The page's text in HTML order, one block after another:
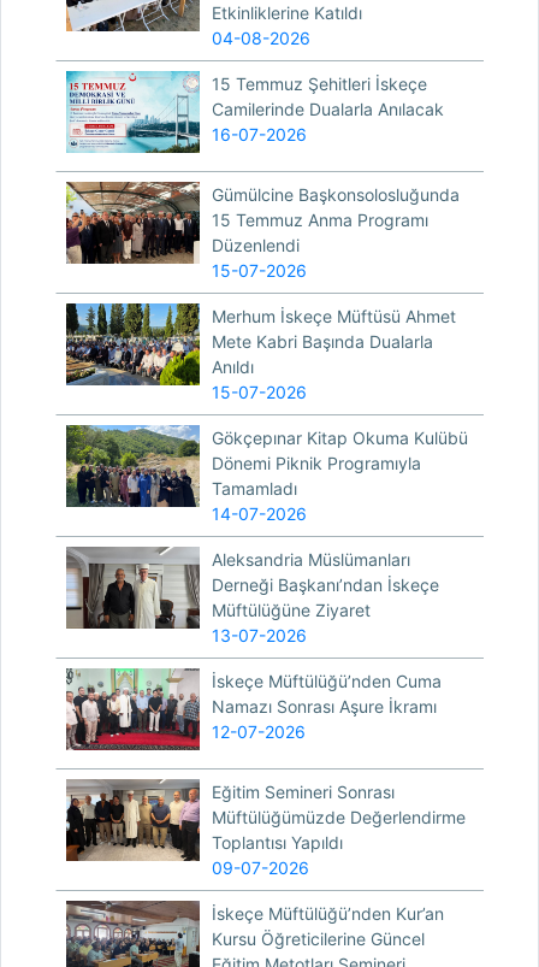
Etkinliklerine Katıldı
04-08-2026
15 Temmuz Şehitleri İskeçe
Camilerinde Dualarla Anılacak
16-07-2026
Gümülcine Başkonsolosluğunda
15 Temmuz Anma Programı
Düzenlendi
15-07-2026
Merhum İskeçe Müftüsü Ahmet
Mete Kabri Başında Dualarla
Anıldı
15-07-2026
Gökçepınar Kitap Okuma Kulübü
Dönemi Piknik Programıyla
Tamamladı
14-07-2026
Aleksandria Müslümanları
Derneği Başkanı’ndan İskeçe
Müftülüğüne Ziyaret
13-07-2026
İskeçe Müftülüğü’nden Cuma
Namazı Sonrası Aşure İkramı
12-07-2026
Eğitim Semineri Sonrası
Müftülüğümüzde Değerlendirme
Toplantısı Yapıldı
09-07-2026
İskeçe Müftülüğü’nden Kur’an
Kursu Öğreticilerine Güncel